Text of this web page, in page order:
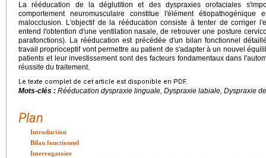
La rééducation de la déglutition et des dyspraxies orofaciales
comportement neuromusculaire constitue l'élément
malocclusion. L'objectif de la rééducation consiste à tenter de corriger
entend l'obtention d'une ventilation nasale, de retrouver une posture
parafonctions). La rééducation est précédée d'un bilan fonctionnel
travail proprioceptif vont permettre au patient de s'adapter à un nouvel
patients et leur investissement sont des facteurs fondamentaux dans
réussite du traitement.
Le texte complet de cet article est disponible en PDF.
Mots-clés : Rééducation dyspraxie linguale, Dyspraxie labiale, Dyspraxie
Plan
Introduction
Bilan fonctionnel
Interrogatoire